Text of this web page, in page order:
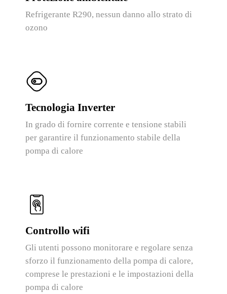
Refrigerante R290, nessun danno allo strato di
ozono
Tecnologia Inverter
In grado di fornire corrente e tensione stabili
per garantire il funzionamento stabile della
pompa di calore
Controllo wifi
Gli utenti possono monitorare e regolare senza
sforzo il funzionamento della pompa di calore,
comprese le prestazioni e le impostazioni della
pompa di calore